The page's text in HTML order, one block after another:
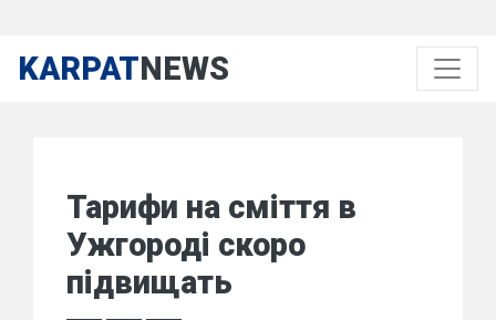
KARPATNEWS
Тарифи на сміття в
Ужгороді скоро
підвищать